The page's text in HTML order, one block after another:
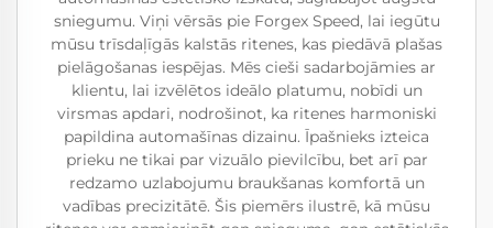
sniegumu. Viņi vērsās pie Forgex Speed, lai iegūtu
mūsu trīsdaļīgās kalstās ritenes, kas piedāvā plašas
pielāgošanas iespējas. Mēs cieši sadarbojāmies ar
klientu, lai izvēlētos ideālo platumu, nobīdi un
virsmas apdari, nodrošinot, ka ritenes harmoniski
papildina automašīnas dizainu. Īpašnieks izteica
prieku ne tikai par vizuālo pievilcību, bet arī par
redzamo uzlabojumu braukšanas komfortā un
vadības precizitātē. Šis piemērs ilustrē, kā mūsu